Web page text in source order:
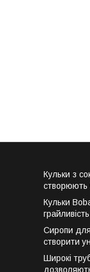
Кульки з
створюють
Кульки
Сиропи для
створити
Широкі